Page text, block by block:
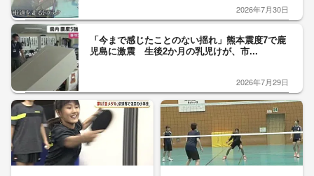
2026年7月30日
「今まで感じたことのない揺れ」熊本震度7で鹿
児島に激震 生後2か月の乳児けが、市...
2026年7月29日